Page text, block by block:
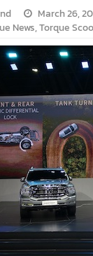
March 26,
News,Torque